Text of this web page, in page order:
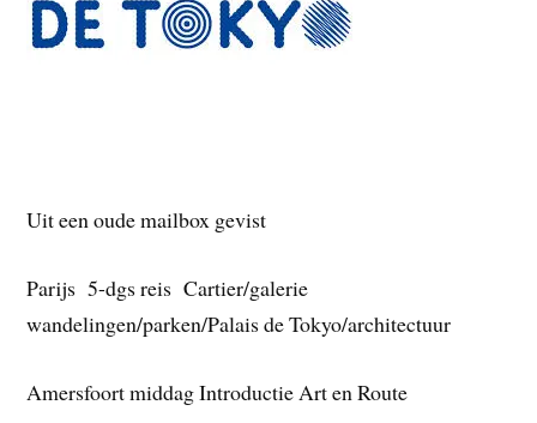
Uit een oude mailbox gevist
Parijs 5-dgs reis Cartier/galerie
wandelingen/parken/Palais de Tokyo/architectuur
Amersfoort middag Introductie Art en Route